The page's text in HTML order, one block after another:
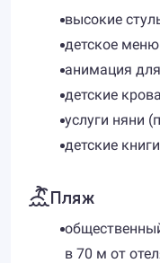
высокие
детское
анимация
детские
услуги няни
детские
Пляж
в 70 м от